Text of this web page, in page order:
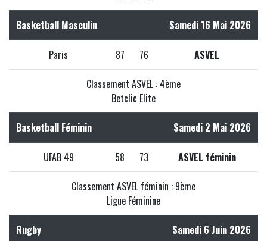
Basketball Masculin Samedi 16 Mai 2026
Paris 87 76 ASVEL
Classement ASVEL : 4ème
Betclic Elite
Basketball Féminin Samedi 2 Mai 2026
UFAB 49 58 73 ASVEL féminin
Classement ASVEL féminin : 9ème
Ligue Féminine
Rugby Samedi 6 Juin 2026